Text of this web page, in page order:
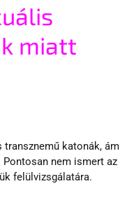
miatt
transznemű katonák, ám
nem ismert az
felülvizsgálatára.